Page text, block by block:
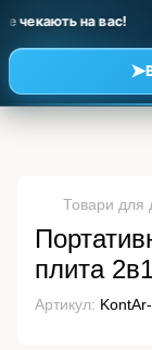
на вас!
➤
Товари для
плита
Артикул: